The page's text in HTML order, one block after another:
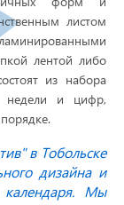
листом
лентой либо
из набора
недели и цифр,
в Тобольске
дизайна и
календаря. Мы